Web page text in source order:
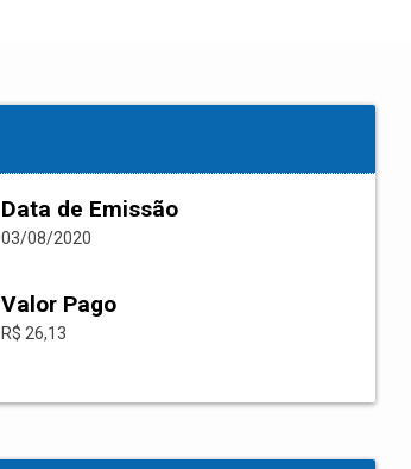
Data de Emissão
03/08/2020
Valor Pago
R$ 26,13